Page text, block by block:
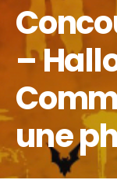
–
une